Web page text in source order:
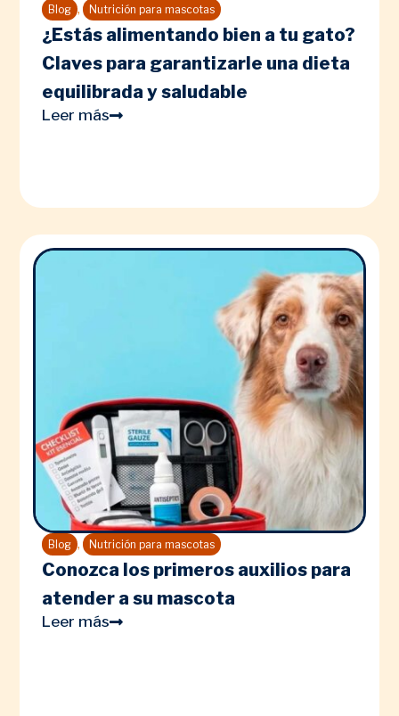
Blog , Nutrición para mascotas
¿Estás alimentando bien a tu gato?
Claves para garantizarle una dieta
equilibrada y saludable
Leer más
Blog , Nutrición para mascotas
Conozca los primeros auxilios para
atender a su mascota
Leer más